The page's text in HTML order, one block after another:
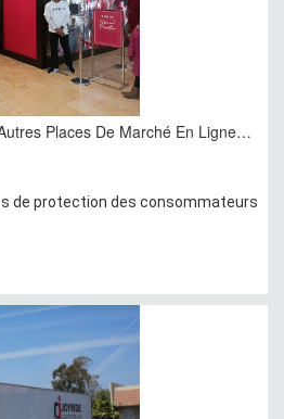
Places De Marché En Ligne…
de protection des consommateurs